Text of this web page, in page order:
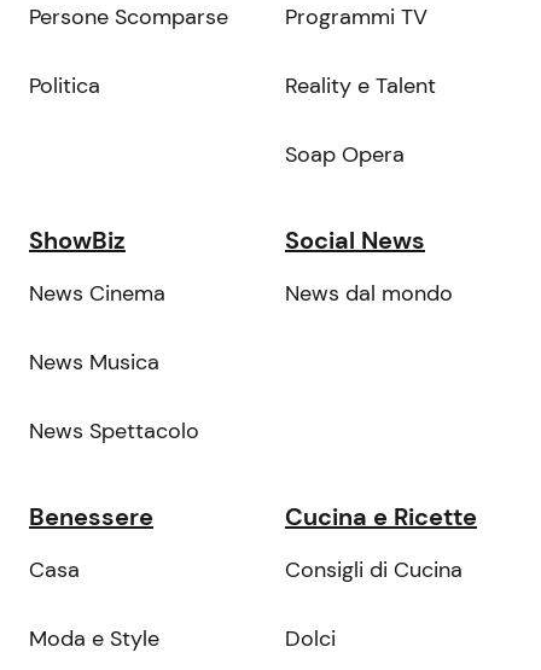
Persone Scomparse
Politica
Programmi TV
Reality e Talent
Soap Opera
ShowBiz
News Cinema
News Musica
News Spettacolo
Social News
News dal mondo
Benessere
Casa
Moda e Style
Cucina e Ricette
Consigli di Cucina
Dolci